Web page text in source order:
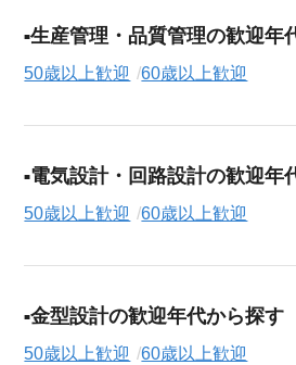
生産管理・品質管理の歓迎年
50歳以上歓迎 60歳以上歓迎
電気設計・回路設計の歓迎年
50歳以上歓迎 60歳以上歓迎
金型設計の歓迎年代から探す
50歳以上歓迎 60歳以上歓迎